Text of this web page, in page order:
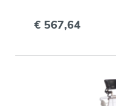
€ 567,64